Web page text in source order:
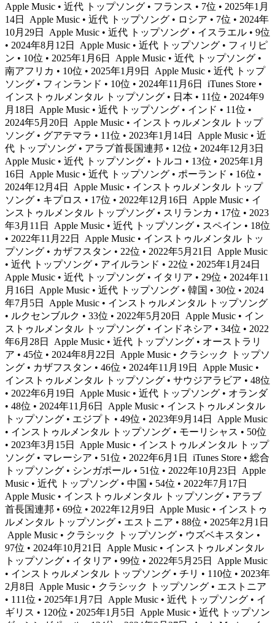
Apple Music • 近代 トップソング • フランス • 7位 • 2025年1月
14日
Apple Music • 近代 トップソング • ロシア • 7位 • 2024年
10月29日
Apple Music • 近代 トップソング • イスラエル • 9位
• 2024年8月12日
Apple Music • 近代 トップソング • フィリピ
ン • 10位 • 2025年1月6日
Apple Music • 近代 トップソング •
南アフリカ • 10位 • 2025年1月9日
Apple Music • 近代 トップ
ソング • フィンランド • 10位 • 2024年11月6日
iTunes Store •
インストゥルメンタル トップソング • 日本 • 11位 • 2024年9
月18日
Apple Music • 近代 トップソング • インド • 11位 •
2024年5月20日
Apple Music • インストゥルメンタル トップ
ソング • グアテマラ • 11位 • 2023年1月14日
Apple Music • 近
代 トップソング • アラブ首長国連邦 • 12位 • 2024年12月3日
Apple Music • 近代 トップソング • トルコ • 13位 • 2025年1月
16日
Apple Music • 近代 トップソング • ポーランド • 16位 •
2024年12月4日
Apple Music • インストゥルメンタル トップ
ソング • キプロス • 17位 • 2022年12月16日
Apple Music • イ
ンストゥルメンタル トップソング • スリランカ • 17位 • 2023
年3月11日
Apple Music • 近代 トップソング • スペイン • 18位
• 2022年11月22日
Apple Music • インストゥルメンタル トッ
プソング • カザフスタン • 22位 • 2022年5月21日
Apple Music
• 近代 トップソング • アイルランド • 22位 • 2025年1月24日
Apple Music • 近代 トップソング • イタリア • 29位 • 2024年11
月16日
Apple Music • 近代 トップソング • 韓国 • 30位 • 2024
年7月5日
Apple Music • インストゥルメンタル トップソング
• ルクセンブルク • 33位 • 2022年5月20日
Apple Music • イン
ストゥルメンタル トップソング • インドネシア • 34位 • 2022
年6月28日
Apple Music • 近代 トップソング • オーストラリ
ア • 45位 • 2024年8月22日
Apple Music • クラシック トップソ
ング • カザフスタン • 46位 • 2024年11月19日
Apple Music •
インストゥルメンタル トップソング • サウジアラビア • 48位
• 2022年6月19日
Apple Music • 近代 トップソング • オランダ
• 48位 • 2024年11月6日
Apple Music • インストゥルメンタル
トップソング • エジプト • 49位 • 2023年9月14日
Apple Music
• インストゥルメンタル トップソング • モーリシャス • 50位
• 2023年3月15日
Apple Music • インストゥルメンタル トップ
ソング • マレーシア • 51位 • 2022年6月1日
iTunes Store • 総合
トップソング • シンガポール • 51位 • 2022年10月23日
Apple
Music • 近代 トップソング • 中国 • 54位 • 2022年7月17日
Apple Music • インストゥルメンタル トップソング • アラブ
首長国連邦 • 69位 • 2022年12月9日
Apple Music • インストゥ
ルメンタル トップソング • エストニア • 88位 • 2025年2月1日
Apple Music • クラシック トップソング • ウズベキスタン •
97位 • 2024年10月21日
Apple Music • インストゥルメンタル
トップソング • イタリア • 99位 • 2022年5月25日
Apple Music
• インストゥルメンタル トップソング • チリ • 110位 • 2023年
2月8日
Apple Music • クラシック トップソング • エストニア
• 111位 • 2025年1月7日
Apple Music • 近代 トップソング • イ
ギリス • 120位 • 2025年1月5日
Apple Music • 近代 トップソン